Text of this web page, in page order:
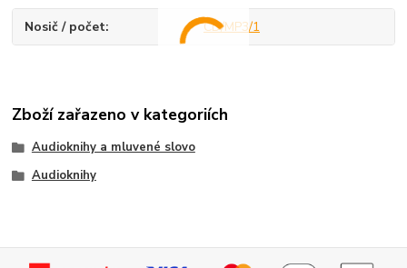
Nosič / počet CD/MP3/1
Zboží zařazeno v kategoriích
Audioknihy a mluvené slovo
Audioknihy